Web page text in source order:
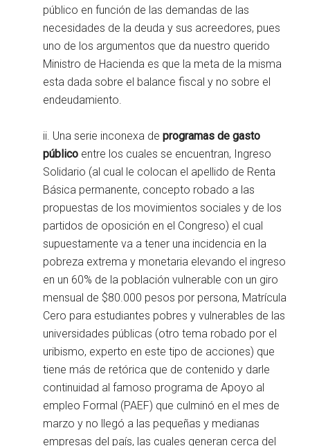
público en función de las demandas de las
necesidades de la deuda y sus acreedores, pues
uno de los argumentos que da nuestro querido
Ministro de Hacienda es que la meta de la misma
esta dada sobre el balance fiscal y no sobre el
endeudamiento.
ii. Una serie inconexa deprogramas de gasto
público entre los cuales se encuentran, Ingreso
Solidario (al cual le colocan el apellido de Renta
Básica permanente, concepto robado a las
propuestas de los movimientos sociales y de los
partidos de oposición en el Congreso) el cual
supuestamente va a tener una incidencia en la
pobreza extrema y monetaria elevando el ingreso
en un 60% de la población vulnerable con un giro
mensual de $80.000 pesos por persona, Matrícula
Cero para estudiantes pobres y vulnerables de las
universidades públicas (otro tema robado por el
uribismo, experto en este tipo de acciones) que
tiene más de retórica que de contenido y darle
continuidad al famoso programa de Apoyo al
empleo Formal (PAEF) que culminó en el mes de
marzo y no llegó a las pequeñas y medianas
empresas del país, las cuales generan cerca del